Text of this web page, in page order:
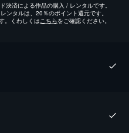
済による作品の購入 / レンタルです。
ンタルは、20％のポイント還元です。
。くわしくはこちらをご確認ください。